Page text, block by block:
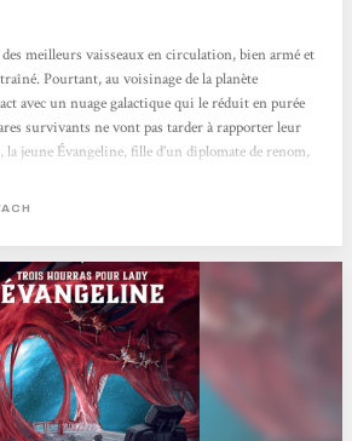
meilleurs vaisseaux en circulation, bien armé et
Pourtant, au voisinage de la planète
avec un nuage galactique qui le réduit en purée
survivants ne vont pas tarder à rapporter leur
jeune Évangeline, fille d’un diplomate de renom,
le futur a vu ici la victoire de ténors anti gay, le